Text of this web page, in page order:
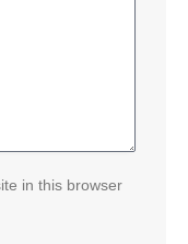
in this browser